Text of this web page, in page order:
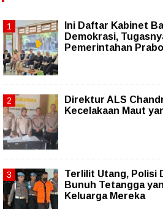
Ini Daftar Kabinet
Demokrasi,
Pemerintahan
Direktur ALS
Kecelakaan Maut
Terlilit Utang, Polisi
Bunuh Tetangga
Keluarga Mereka